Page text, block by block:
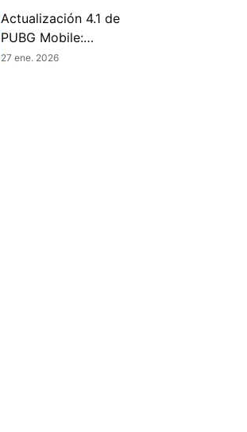
Actualización 4.1 de
PUBG Mobile:
Consejos profesionales
27 ene. 2026